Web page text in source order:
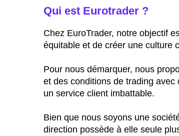
Qui est Eurotrader ?
Chez EuroTrader, notre objectif
équitable et de créer une culture
Pour nous démarquer, nous
et des conditions de trading
un service client imbattable.
Bien que nous soyons une
direction possède à elle seule